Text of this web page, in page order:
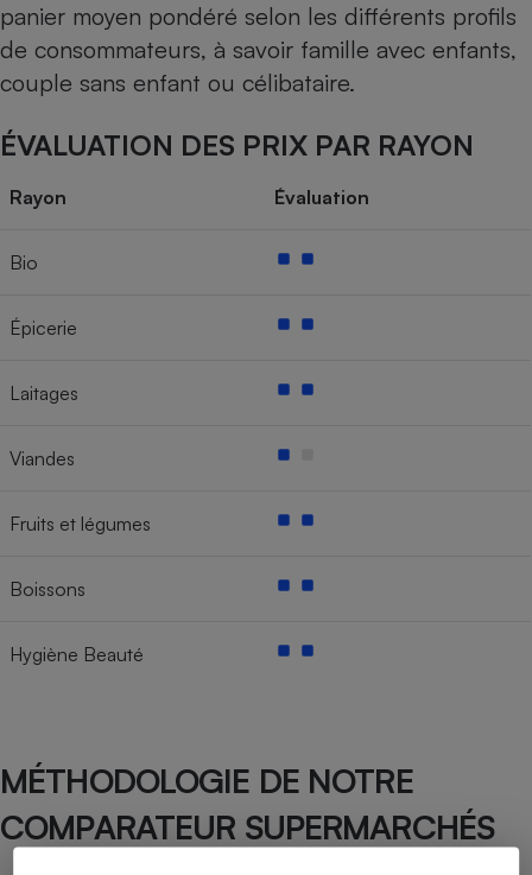
panier moyen pondéré selon les différents profils
de consommateurs, à savoir famille avec enfants,
couple sans enfant ou célibataire.
ÉVALUATION DES PRIX PAR RAYON
Rayon Évaluation
Bio
Épicerie
Laitages
Viandes
Fruits et légumes
Boissons
Hygiène Beauté
MÉTHODOLOGIE DE NOTRE
COMPARATEUR SUPERMARCHÉS